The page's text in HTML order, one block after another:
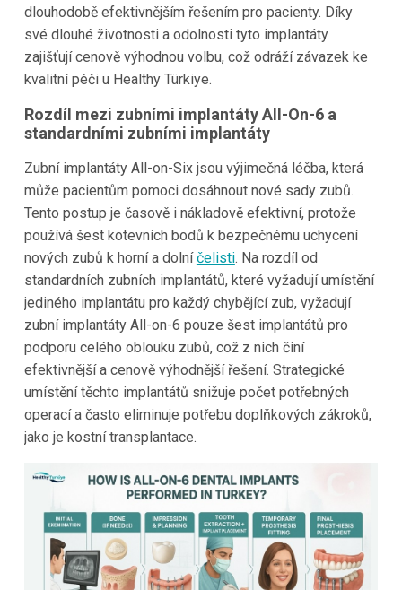
dlouhodobě efektivnějším řešením pro pacienty. Díky
své dlouhé životnosti a odolnosti tyto implantáty
zajišťují cenově výhodnou volbu, což odráží závazek ke
kvalitní péči u Healthy Türkiye.
Rozdíl mezi zubními implantáty All-On-6 a
standardními zubními implantáty
Zubní implantáty All-on-Six jsou výjimečná léčba, která
může pacientům pomoci dosáhnout nové sady zubů.
Tento postup je časově i nákladově efektivní, protože
používá šest kotevních bodů k bezpečnému uchycení
nových zubů k horní a dolníčelisti. Na rozdíl od
standardních zubních implantátů, které vyžadují umístění
jediného implantátu pro každý chybějící zub, vyžadují
zubní implantáty All-on-6 pouze šest implantátů pro
podporu celého oblouku zubů, což z nich činí
efektivnější a cenově výhodnější řešení. Strategické
umístění těchto implantátů snižuje počet potřebných
operací a často eliminuje potřebu doplňkových zákroků,
jako je kostní transplantace.